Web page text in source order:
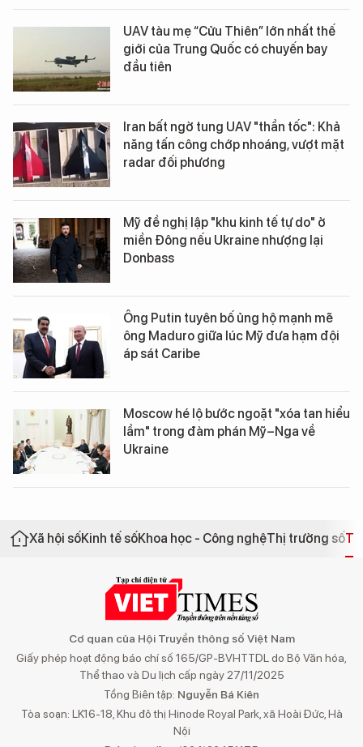
UAV tàu mẹ “Cửu Thiên” lớn nhất thế
giới của Trung Quốc có chuyến bay
đầu tiên
Iran bất ngờ tung UAV "thần tốc": Khả
năng tấn công chớp nhoáng, vượt mặt
radar đối phương
Mỹ đề nghị lập "khu kinh tế tự do" ở
miền Đông nếu Ukraine nhượng lại
Donbass
Ông Putin tuyên bố ủng hộ mạnh mẽ
ông Maduro giữa lúc Mỹ đưa hạm đội
áp sát Caribe
Moscow hé lộ bước ngoặt "xóa tan hiểu
lầm" trong đàm phán Mỹ–Nga về
Ukraine
Xã hội sốKinh tế sốKhoa học - Công nghệThị trường số
Cơ quan của Hội Truyền thông số Việt Nam
Giấy phép hoạt động báo chí số 165/GP-BVHTTDL do Bộ Văn hóa,
Thể thao và Du lịch cấp ngày 27/11/2025
Tổng Biên tập: Nguyễn Bá Kiên
Tòa soạn: LK16-18, Khu đô thị Hinode Royal Park, xã Hoài Đức, Hà
Nội